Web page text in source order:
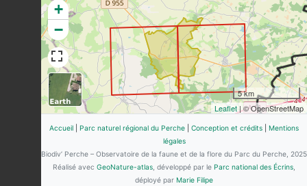
Chloris chloris(Linnaeus,
1758)
40observations
Dernière observation en2006 Fiche espèce
Pinson des arbres
Fringilla coelebsLinnaeus, 1758
38observations
Dernière observation en2006 Fiche espèce
-
Corvus corone coroneLinnaeus,
+
−
5 km
Leaflet | © OpenStreetMap
Accueil Parc naturel régional du Perche Conception et crédits
Mentions
légales
Biodiv’ Perche – Observatoire de la faune et de la flore du Parc du Perche, 2025
Réalisé avec GeoNature-atlas , développé par le Parc national des Écrins
déployé par Marie Filipe